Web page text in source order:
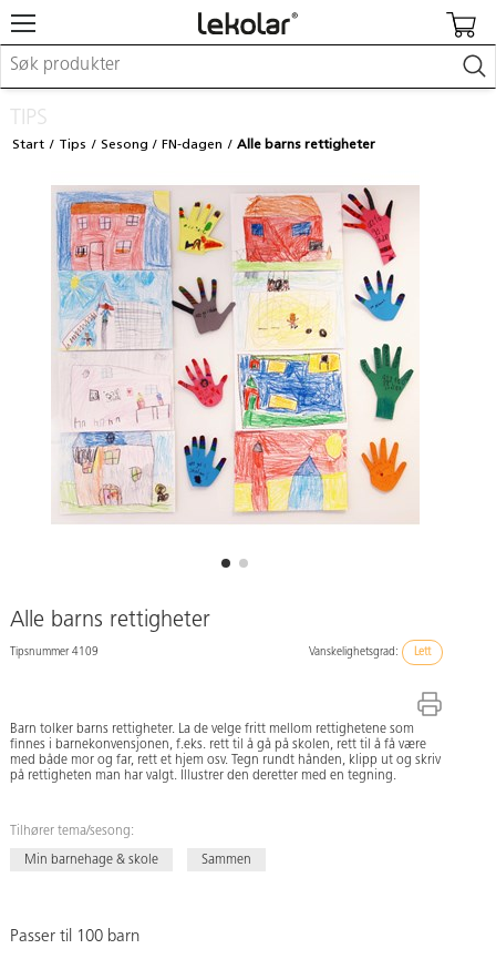
Møbler & innredning
Kunst & håndverk
Pedagogisk materiell
Barnevogner & småbarnsutstyr
Skole- & kontormateriell
Logge inn / registrere meg
Kontakt oss
Kampanjer/kataloger
TIPS
Start Tips Sesong FN-dagen Alle barns rettigheter
Alle barns rettigheter
Tipsnummer 4109 Vanskelighetsgrad: Lett
Barn tolker barns rettigheter. La de velge fritt mellom rettighetene som
finnes i barnekonvensjonen, f.eks. rett til å gå på skolen, rett til å få være
med både mor og far, rett et hjem osv. Tegn rundt hånden, klipp ut og skriv
på rettigheten man har valgt. Illustrer den deretter med en tegning.
Tilhører tema/sesong:
Min barnehage & skole Sammen
Passer til 100 barn